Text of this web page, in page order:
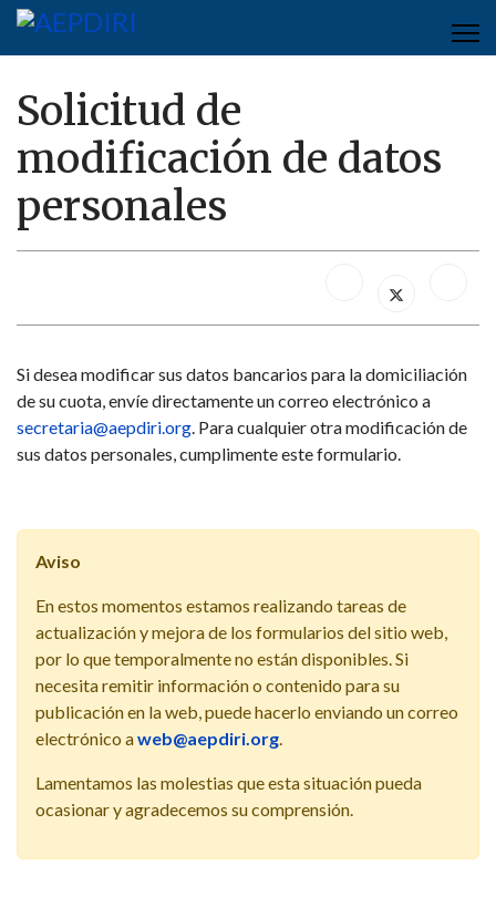
Solicitud de
modificación de datos
personales
Si desea modificar sus datos bancarios para la domiciliación
de su cuota, envíe directamente un correo electrónico a
secretaria@aepdiri.org. Para cualquier otra modificación de
sus datos personales, cumplimente este formulario.
Aviso
En estos momentos estamos realizando tareas de
actualización y mejora de los formularios del sitio web,
por lo que temporalmente no están disponibles. Si
necesita remitir información o contenido para su
publicación en la web, puede hacerlo enviando un correo
electrónico aweb@aepdiri.org.
Lamentamos las molestias que esta situación pueda
ocasionar y agradecemos su comprensión.